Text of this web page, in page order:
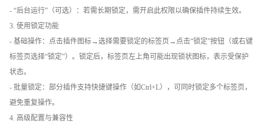
- “后台运行”（可选）：若需长期锁定，需开启此权限以确保插件持续生效。
3. 使用锁定功能
- 基础操作：点击插件图标→选择需要锁定的标签页→点击“锁定”按钮（或右键
标签页选择“锁定”）。锁定后，标签页左上角可能出现锁状图标，表示受保护
状态。
- 批量锁定：部分插件支持快捷键操作（如Ctrl+L），可同时锁定多个标签页，
避免重复操作。
4. 高级配置与兼容性